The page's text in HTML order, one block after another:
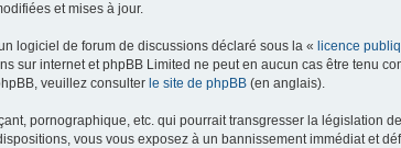
et mises à jour.
logiciel de forum de discussions déclaré sous la « licence
sur internet et phpBB Limited ne peut en aucun cas être tenu
veuillez consulter le site de phpBB (en anglais).
pornographique, etc. qui pourrait transgresser la législation
vous vous exposez à un bannissement immédiat et